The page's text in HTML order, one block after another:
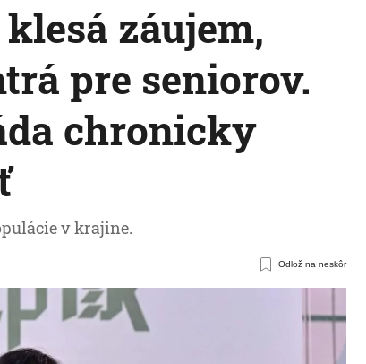
záujem,
pre seniorov.
chronicky
v krajine.
Odlož na neskôr